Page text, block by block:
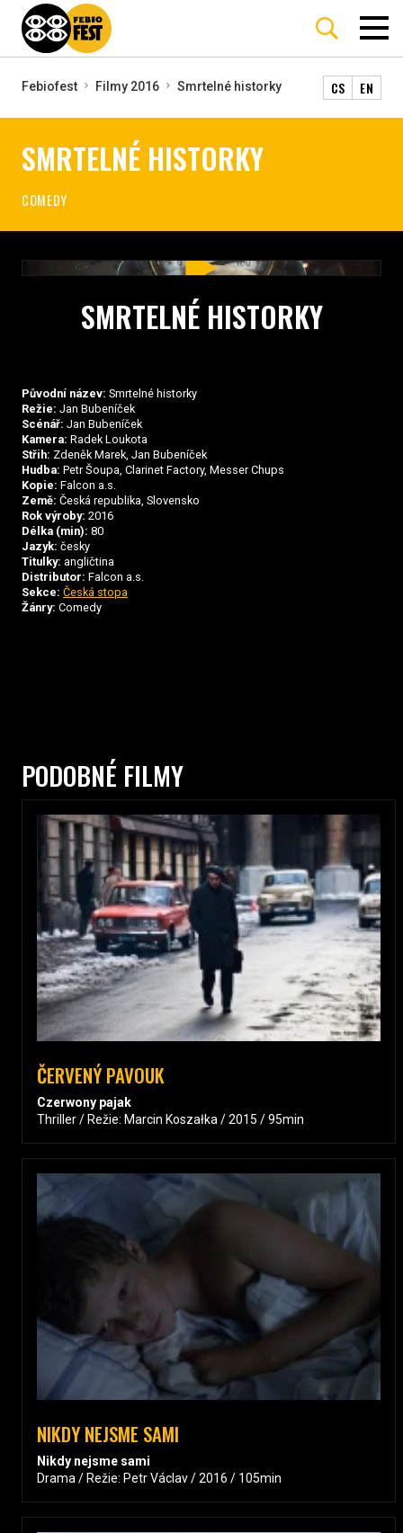
Febiofest Filmy 2016 Smrtelné historky CS EN
SMRTELNÉ HISTORKY
COMEDY
SMRTELNÉ HISTORKY
Původní název: Smrtelné historky
Režie: Jan Bubeníček
Scénář: Jan Bubeníček
Kamera: Radek Loukota
Střih: Zdeněk Marek, Jan Bubeníček
Hudba: Petr Šoupa, Clarinet Factory, Messer Chups
Kopie: Falcon a.s.
Země: Česká republika, Slovensko
Rok výroby: 2016
Délka (min): 80
Jazyk: česky
Titulky: angličtina
Distributor: Falcon a.s.
Sekce: Česká stopa
Žánry: Comedy
PODOBNÉ FILMY
ČERVENÝ PAVOUK
Czerwony pajak
Thriller / Režie: Marcin Koszałka / 2015 / 95min
NIKDY NEJSME SAMI
Nikdy nejsme sami
Drama / Režie: Petr Václav / 2016 / 105min